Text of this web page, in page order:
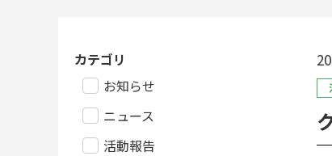
カテゴリ
お知らせ
ニュース
活動報告